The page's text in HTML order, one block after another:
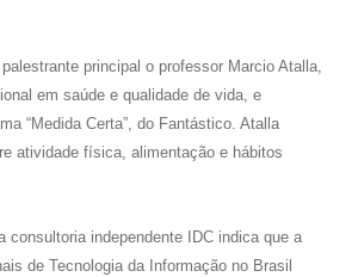
principal o professor Marcio Atalla,
em saúde e qualidade de vida, e
“Medida Certa”, do Fantástico. Atalla
atividade física, alimentação e hábitos
consultoria independente IDC indica que a
de Tecnologia da Informação no Brasil